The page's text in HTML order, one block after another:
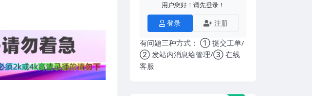
用户您好！请先登录！
登录 注册
有问题三种方式： ① 提交工单/
② 发站内消息给管理/③ 在线
客服